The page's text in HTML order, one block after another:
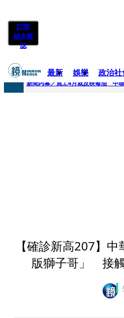
訂閱
紙本雜
誌
最新 娛樂 政治社
快訊
新聞內幕／員工4月就反映毒油 中
【確診新高207】
版獅子哥」 接